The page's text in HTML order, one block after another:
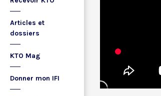
Articles et
dossiers
KTO Mag
Donner mon IFI